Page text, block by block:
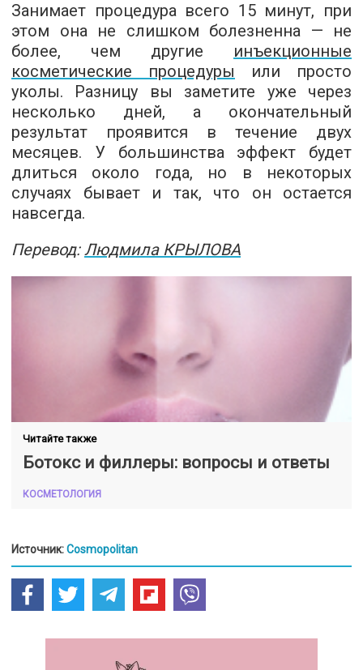
Занимает процедура всего 15 минут, при
этом она не слишком болезненна — не
более, чем другие инъекционные
косметические процедуры или просто
уколы. Разницу вы заметите уже через
несколько дней, а окончательный
результат проявится в течение двух
месяцев. У большинства эффект будет
длиться около года, но в некоторых
случаях бывает и так, что он остается
навсегда.
Перевод:Людмила КРЫЛОВА
Читайте также
Ботокс и филлеры: вопросы и ответы
КОСМЕТОЛОГИЯ
Источник:Cosmopolitan